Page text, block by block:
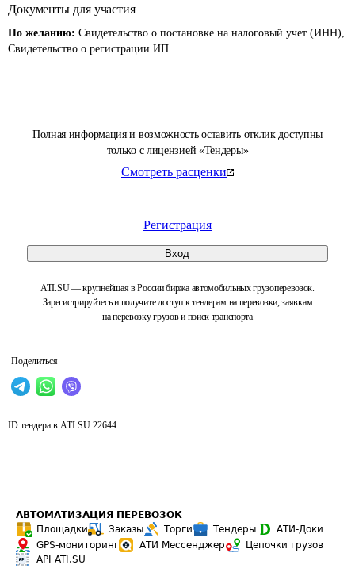
Полная информация и возможность оставить отклик доступны
только с лицензией «Тендеры»
Смотреть расценки
Регистрация
Вход
ATI.SU — крупнейшая в России биржа автомобильных грузоперевозок.
Зарегистрируйтесь и получите доступ к тендерам на перевозки, заявкам
на перевозку грузов и поиск транспорта
Поделиться
Документы для участия
По желанию: Свидетельство о постановке на налоговый учет (ИНН),
Свидетельство о регистрации ИП
ID тендера в ATI.SU 22644
АВТОМАТИЗАЦИЯ ПЕРЕВОЗОК
Площадки
Заказы Торги Тендеры
АТИ-Доки
GPS-мониторинг
АТИ Мессенджер
Цепочки грузов
API ATI.SU